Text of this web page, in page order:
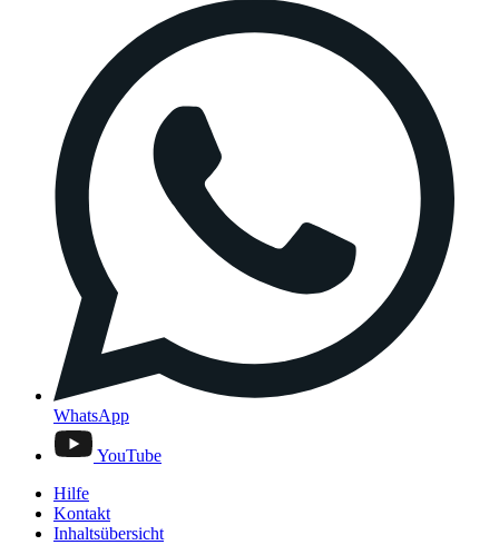
WhatsApp
YouTube
Hilfe
Kontakt
Inhaltsübersicht